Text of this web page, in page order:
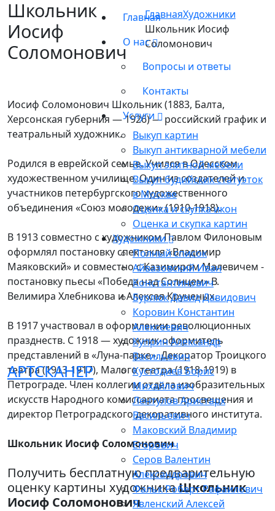
АРТСКАНЕР
Главная
О нас
Вопросы и ответы
Контакты
Услуги
Выкуп картин
Выкуп антикварной мебели
Выкуп элитной мебели
Выкуп будийских статуэток
в Москве
Оценка и скупка икон
Оценка и скупка картин
Художники
Полный список
Айвазовский Иван
Константинович
Бурлюк Давид Давидович
Коровин Константин
Алексеевич
Куприн Александр
Васильевич
Кустодиев Борис
Михайлович
Лентулов Аристарх
Васильевич
Маковский Владимир
Егорович
Серов Валентин
Александрович
Фальк Роберт Рафаилович
Явленский Алексей
Школьник
Иосиф
Соломонович
ГлавнаяХудожники
Школьник Иосиф
Соломонович
Иосиф Соломонович Школьник (1883, Балта,
Херсонская губерния — 1926) — российский график и
театральный художник.
Родился в еврейской семье. Учился в Одесском
художественном училище. Один из создателей и
участников петербургского художественного
объединения «Союз молодежи» (1910-1918).
B 1913 cовместно с художником Павлом Филоновым
оформлял постановку спектакля «Владимир
Маяковский» и совместно с Казимиром Малевичем -
постановку пьесы «Победа над Солнцем» В.
Велимирa Хлебникова и Алексея Крученых.
В 1917 участвовал в оформлении революционных
празднеств. С 1918 — художник-оформитель
представлений в «Луна-парке». Декоратор Троицкого
театра (1913-1917), Малого театра (1918-1919) в
Петрограде. Член коллегии отдела изобразительных
искусств Народного комиссариата просвещения и
директор Петроградского декоративного института.
Школьник Иосиф Соломонович
Получить бесплатную предварительную
оценку картины художникаШкольник
Иосиф Соломонович